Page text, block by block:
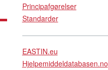
Principafgørelser
Standarder
EASTIN.eu
Hjelpemiddeldatabasen.no